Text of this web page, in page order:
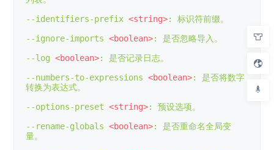
--identifiers-prefix <string>:
标识符前缀。
--ignore-imports <boolean>:
是否忽略导入。
--log <boolean>:
是否记录日志。
--numbers-to-expressions <boolean>:
是否将数字
转换为表达式。
--options-preset <string>:
预设选项。
-- rename-globals <boolean>:
是否重命名全局变
量。